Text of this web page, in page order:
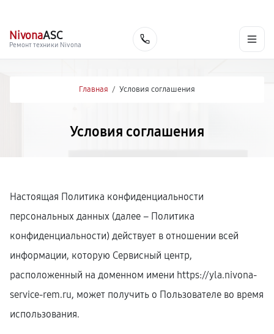
NivonaASC
Ремонт техники Nivona
Главная / Условия соглашения
Условия соглашения
Настоящая Политика конфиденциальности
персональных данных (далее – Политика
конфиденциальности) действует в отношении всей
информации, которую Сервисный центр,
расположенный на доменном имени https://yla.nivona-
service-rem.ru, может получить о Пользователе во время
использования.